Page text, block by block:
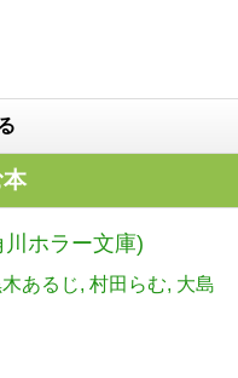
ホラー文庫)
あるじ 村田らむ 大島